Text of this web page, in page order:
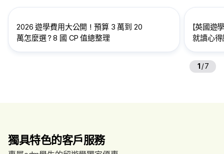
2026 遊學費用大公開！預算 3 萬到 20
萬怎麼選？8 國 CP 值總整理
【英國遊
就讀心得
1 /7
獨具特色的客戶服務